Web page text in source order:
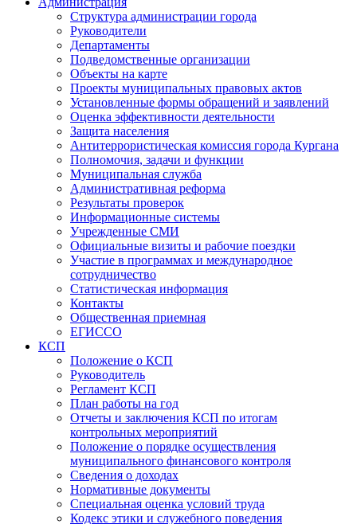
Структура администрации города
Руководители
Департаменты
Подведомственные организации
Объекты на карте
Проекты муниципальных правовых актов
Установленные формы обращений и заявлений
Оценка эффективности деятельности
Защита населения
Антитеррористическая комиссия города Кургана
Полномочия, задачи и функции
Муниципальная служба
Административная реформа
Результаты проверок
Информационные системы
Учрежденные СМИ
Официальные визиты и рабочие поездки
Участие в программах и международное
сотрудничество
Статистическая информация
Контакты
Общественная приемная
ЕГИССО
КСП
Положение о КСП
Руководитель
Регламент КСП
План работы на год
Отчеты и заключения КСП по итогам
контрольных мероприятий
Положение о порядке осуществления
муниципального финансового контроля
Сведения о доходах
Нормативные документы
Специальная оценка условий труда
Кодекс этики и служебного поведения